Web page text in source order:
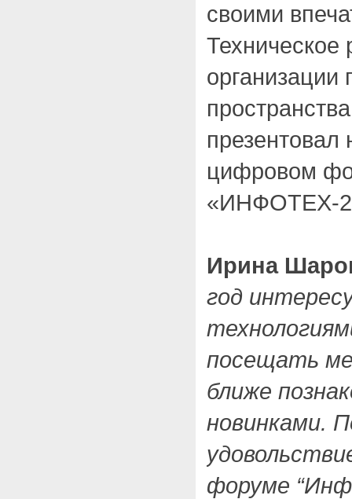
своими
организации
цифровом
«ИНФОТЕХ-
Ирина
год
посещать
ближе
новинками.
форуме